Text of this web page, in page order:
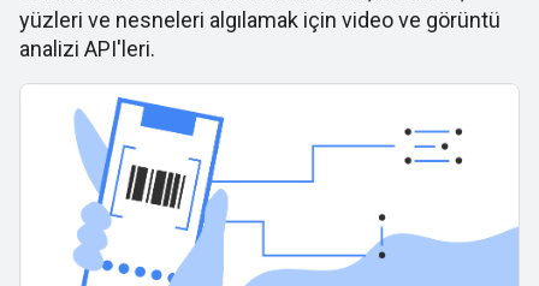
yüzleri ve nesneleri algılamak için video ve görüntü
analizi API'leri.